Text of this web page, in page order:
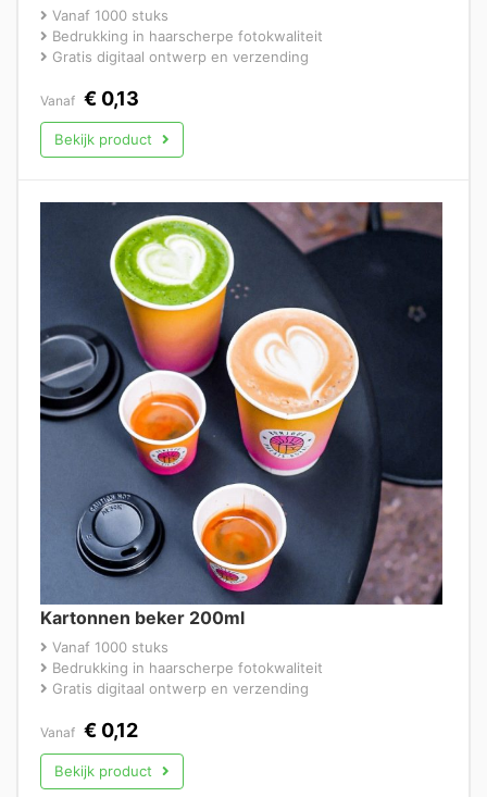
Vanaf 1000 stuks
Bedrukking in haarscherpe fotokwaliteit
Gratis digitaal ontwerp en verzending
Vanaf € 0,13
Bekijk product
Kartonnen beker 200ml
Vanaf 1000 stuks
Bedrukking in haarscherpe fotokwaliteit
Gratis digitaal ontwerp en verzending
Vanaf € 0,12
Bekijk product